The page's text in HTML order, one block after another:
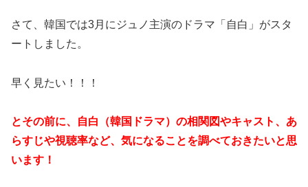
さて、韓国では3月にジュノ主演のドラマ「自白」がスタ
ートしました。
早く見たい！！！
とその前に、自白（韓国ドラマ）の相関図やキャスト、あ
らすじや視聴率など、気になることを調べておきたいと思
います！